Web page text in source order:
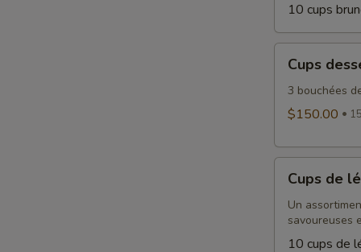
10 cups
desserts
Cups
3 bouchées
$150.00
légumes
Cups de
Un
savoureuses
10 cups de